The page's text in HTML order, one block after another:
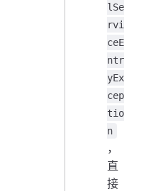
lSe
rvi
ceE
ntr
yEx
cep
tio
n
，
直
接